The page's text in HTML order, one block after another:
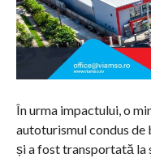
În urma impactului, o
autoturismul condus
și a fost transportată la